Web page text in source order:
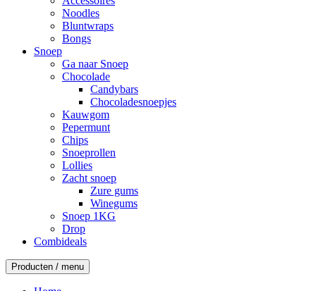
Noodles
Bluntwraps
Bongs
Snoep
Ga naar Snoep
Chocolade
Candybars
Chocoladesnoepjes
Kauwgom
Pepermunt
Chips
Snoeprollen
Lollies
Zacht snoep
Zure gums
Winegums
Snoep 1KG
Drop
Combideals
Producten / menu